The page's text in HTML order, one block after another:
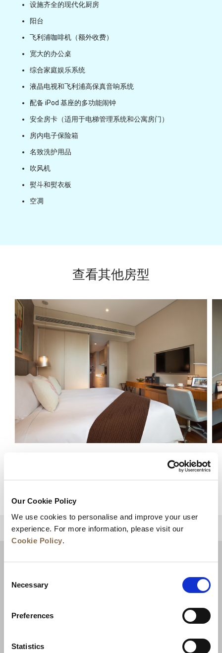
Our Cookie Policy
We use cookies to personalise and improve your user
experience. For more information, please visit our
Cookie Policy.
Selection
Necessary
Preferences
Statistics
设施齐全的现代化厨房
阳台
飞利浦咖啡机（额外收费）
宽大的办公桌
综合家庭娱乐系统
液晶电视和飞利浦高保真音响系统
配备 iPod 基座的多功能闹钟
安全房卡（适用于电梯管理系统和公寓房门）
房内电子保险箱
名致洗护用品
吹风机
熨斗和熨衣板
空凋
查看其他房型